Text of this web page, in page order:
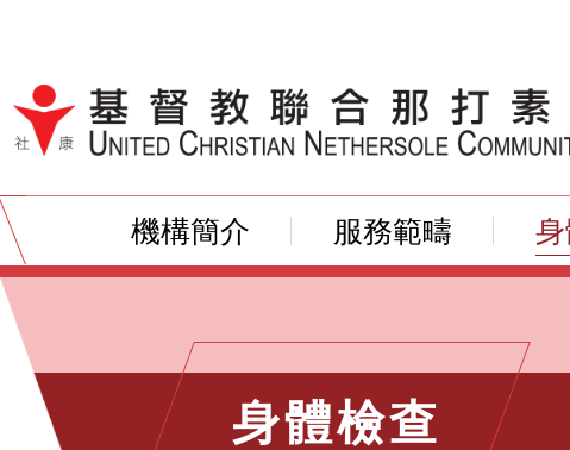
跳到內容（按輸入鍵）
機構簡介 服務範疇
身體檢查